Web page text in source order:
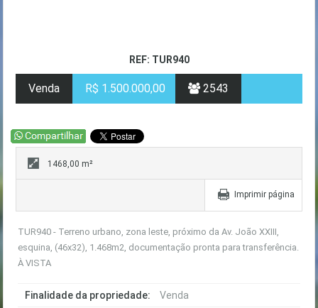
REF: TUR940
Venda R$ 1.500.000,00 2543
1468,00 m²
Imprimir página
TUR940 - Terreno urbano, zona leste, próximo da Av. João XXIII,
esquina, (46x32), 1.468m2, documentação pronta para transferência.
À VISTA
Finalidade da propriedade: Venda